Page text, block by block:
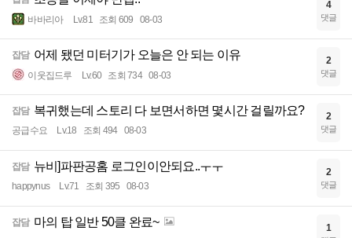
바바리아 Lv.81 조회 609 08-03
4
댓글
잡담 어제 됐던 미터기가 오늘은 안 되는 이유
이웃집드루 Lv.60 조회 734 08-03
2
댓글
잡담 복귀했는데 스토리 다 보면서하면 몇시간 걸릴까요?
공급수요 Lv.18 조회 494 08-03
2
댓글
잡담 뉴비]파판공홈 로그인이안되요..ㅜㅜ
happynus Lv.71 조회 395 08-03
2
댓글
잡담 마의 탑 일반 50클 완료~ 1